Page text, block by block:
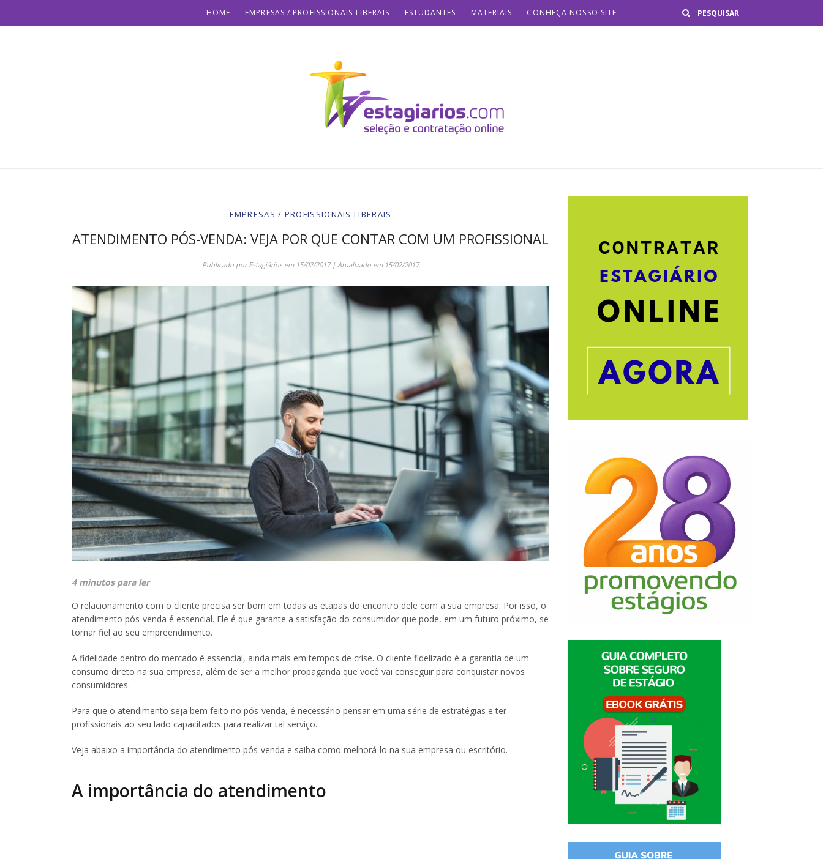
HOME EMPRESAS / PROFISSIONAIS LIBERAIS ESTUDANTES MATERIAIS CONHEÇA NOSSO SITE Buscar
EMPRESAS / PROFISSIONAIS LIBERAIS
ATENDIMENTO PÓS-VENDA: VEJA POR QUE CONTAR COM UM PROFISSIONAL
Publicado porEstagiáriosem 15/02/2017| Atualizado em 15/02/2017
4 minutos para ler
O relacionamento com o cliente precisa ser bom em todas as etapas do encontro dele com a sua empresa. Por isso, o
atendimento pós-venda é essencial. Ele é que garante a satisfação do consumidor que pode, em um futuro próximo, se
tornar fiel ao seu empreendimento.
A fidelidade dentro do mercado é essencial, ainda mais em tempos de crise. O cliente fidelizado é a garantia de um
consumo direto na sua empresa, além de ser a melhor propaganda que você vai conseguir para conquistar novos
consumidores.
Para que o atendimento seja bem feito no pós-venda, é necessário pensar em uma série de estratégias e ter
profissionais ao seu lado capacitados para realizar tal serviço.
Veja abaixo a importância do atendimento pós-venda e saiba como melhorá-lo na sua empresa ou escritório.
A importância do atendimento